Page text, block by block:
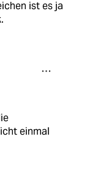
ist es ja
einmal